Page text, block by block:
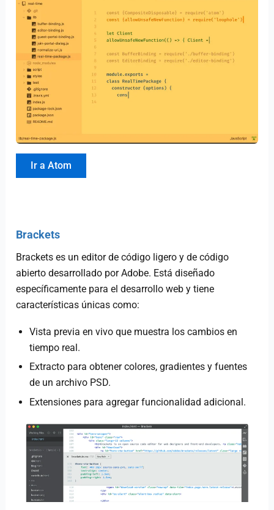
Ir a Atom
Brackets
Brackets es un editor de código ligero y de código
abierto desarrollado por Adobe. Está diseñado
específicamente para el desarrollo web y tiene
características únicas como:
Vista previa en vivo que muestra los cambios en
tiempo real.
Extracto para obtener colores, gradientes y fuentes
de un archivo PSD.
Extensiones para agregar funcionalidad adicional.